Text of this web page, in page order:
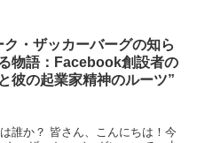
ク・ザッカーバーグの知ら
物語：Facebook創設者の
彼の起業家精神のルーツ”
誰か？ 皆さん、こんにちは！今